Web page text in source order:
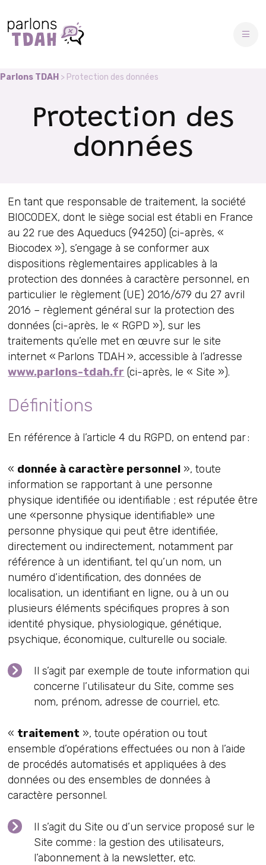
to
content
Parlons TDAH > Protection des données
Protection des
données
En tant que responsable de traitement, la société
BIOCODEX, dont le siège social est établi en France
au 22 rue des Aqueducs (94250) (ci-après, «
Biocodex »), s’engage à se conformer aux
dispositions règlementaires applicables à la
protection des données à caractère personnel, en
particulier le règlement (UE) 2016/679 du 27 avril
2016 – règlement général sur la protection des
données (ci-après, le « RGPD »), sur les
traitements qu’elle met en œuvre sur le site
internet « Parlons TDAH », accessible à l’adresse
www.parlons-tdah.fr (ci-après, le « Site »).
Définitions
En référence à l’article 4 du RGPD, on entend par :
« donnée à caractère personnel », toute
information se rapportant à une personne
physique identifiée ou identifiable ; est réputée être
une «personne physique identifiable» une
personne physique qui peut être identifiée,
directement ou indirectement, notamment par
référence à un identifiant, tel qu’un nom, un
numéro d’identification, des données de
localisation, un identifiant en ligne, ou à un ou
plusieurs éléments spécifiques propres à son
identité physique, physiologique, génétique,
psychique, économique, culturelle ou sociale.
Il s’agit par exemple de toute information qui
concerne l’utilisateur du Site, comme ses
nom, prénom, adresse de courriel, etc.
« traitement », toute opération ou tout
ensemble d’opérations effectuées ou non à l’aide
de procédés automatisés et appliquées à des
données ou des ensembles de données à
caractère personnel.
Il s’agit du Site ou d’un service proposé sur le
Site comme : la gestion des utilisateurs,
l’abonnement à la newsletter, etc.